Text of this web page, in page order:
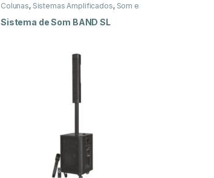
Colunas, Sistemas Amplificados, Som e
Sistema de Som BAND SL